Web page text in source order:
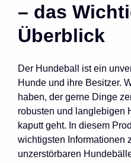
– das
Überblick
Der Hundeball ist ein
Hunde und ihre Besitzer.
haben, der gerne Dinge
robusten und langlebigen
kaputt geht. In diesem
wichtigsten Informationen
unzerstörbaren